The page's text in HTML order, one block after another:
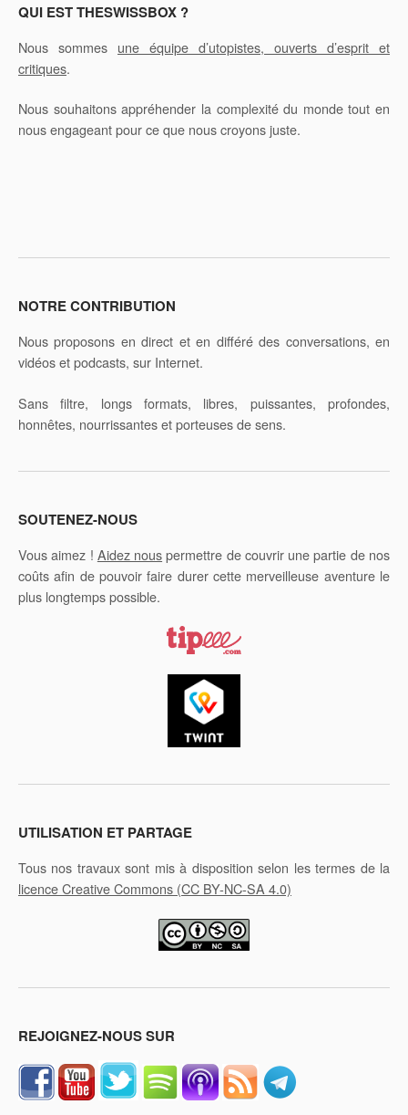
QUI EST THESWISSBOX ?
Nous sommes une équipe d’utopistes, ouverts d’esprit et
critiques.
Nous souhaitons appréhender la complexité du monde tout en
nous engageant pour ce que nous croyons juste.
NOTRE CONTRIBUTION
Nous proposons en direct et en différé des conversations, en
vidéos et podcasts, sur Internet.
Sans filtre, longs formats, libres, puissantes, profondes,
honnêtes, nourrissantes et porteuses de sens.
SOUTENEZ-NOUS
Vous aimez ! Aidez nouspermettre de couvrir une partie de nos
coûts afin de pouvoir faire durer cette merveilleuse aventure le
plus longtemps possible.
UTILISATION ET PARTAGE
Tous nos travaux sont mis à disposition selon les termes de la
licence Creative Commons (CC BY-NC-SA 4.0)
REJOIGNEZ-NOUS SUR